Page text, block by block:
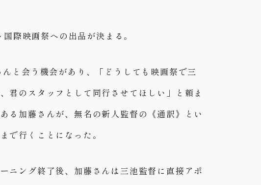
際映画祭への出品が決まる。
と会う機会があり、「どうしても映画祭で三
君のスタッフとして同行させてほしい」と頼ま
る加藤さんが、無名の新人監督の《通訳》とい
で行くことになった。
ニング終了後、加藤さんは三池監督に直接アポ